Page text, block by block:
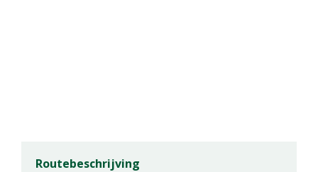
Routebeschrijving